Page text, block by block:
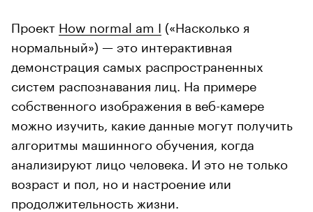
Проект How normal am I («Насколько я
нормальный») — это интерактивная
демонстрация самых распространенных
систем распознавания лиц. На примере
собственного изображения в веб-камере
можно изучить, какие данные могут получить
алгоритмы машинного обучения, когда
анализируют лицо человека. И это не только
возраст и пол, но и настроение или
продолжительность жизни.